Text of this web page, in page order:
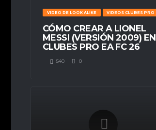
VIDEO DE LOOK ALIKE VIDEOS CLUBES PRO
CÓMO CREAR A LIONEL
MESSI (VERSIÓN 2009) EN
CLUBES PRO EA FC 26
540 0
CALIFICACIÓN